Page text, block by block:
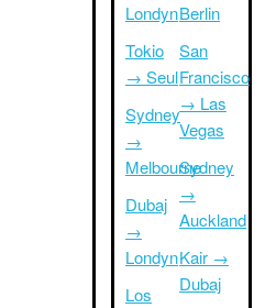
Londyn
Tokio
→ Seul
Sydney
→
Melbourne
Dubaj
→
Londyn
Los
Berlin
San
Francisco
→ Las
Vegas
Sydney
→
Auckland
Kair →
Dubaj